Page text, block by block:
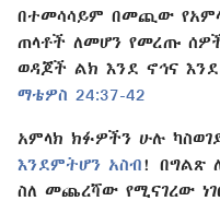
በተመሳሳይም በመጪው
ጠላቶች ለመሆን የመረጡ
ወዳጆች ልክ እንደ ኖኅና
ማቴዎስ 24:37-42
አምላክ ክፉዎችን ሁሉ
እንደምትሆን አስብ! በግልጽ
ስለ መጨረሻው የሚናገረው